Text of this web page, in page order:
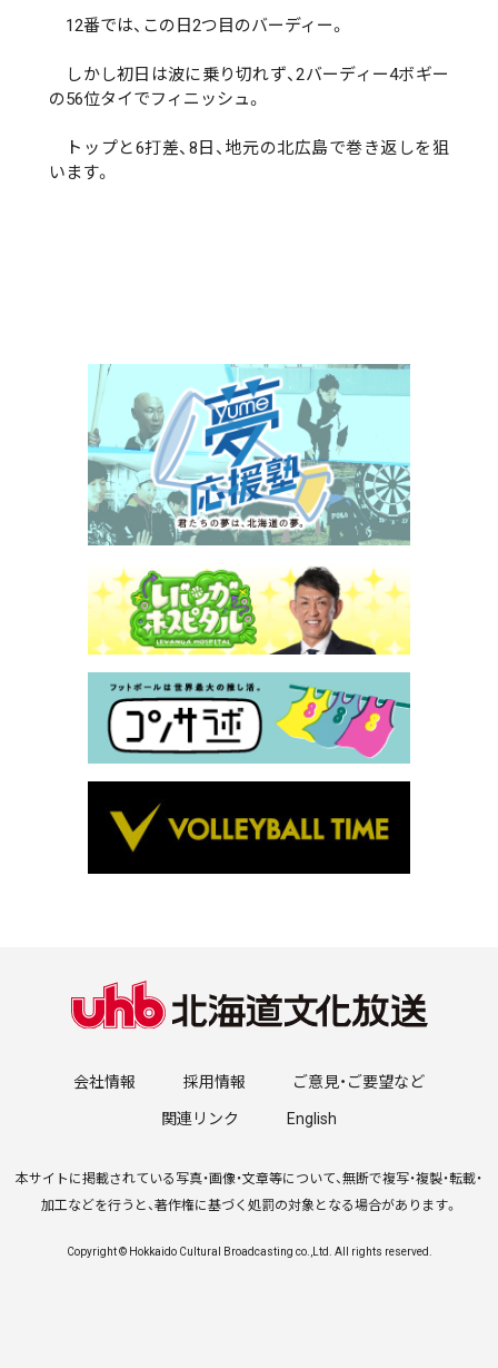
12番では、この日2つ目のバーディー。
しかし初日は波に乗り切れず、2バーディー4ボギー
の56位タイでフィニッシュ。
トップと6打差、8日、地元の北広島で巻き返しを狙
います。
会社情報 採用情報 ご意見・ご要望など
関連リンク English
本サイトに掲載されている写真・画像・文章等について、無断で複写・複製・転載・
加工などを行うと、著作権に基づく処罰の対象となる場合があります。
Copyright © Hokkaido Cultural Broadcasting co.,Ltd. All rights reserved.